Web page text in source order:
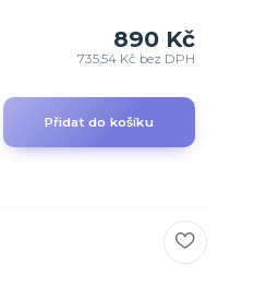
890 Kč
735,54 Kč bez DPH
Přidat do košíku